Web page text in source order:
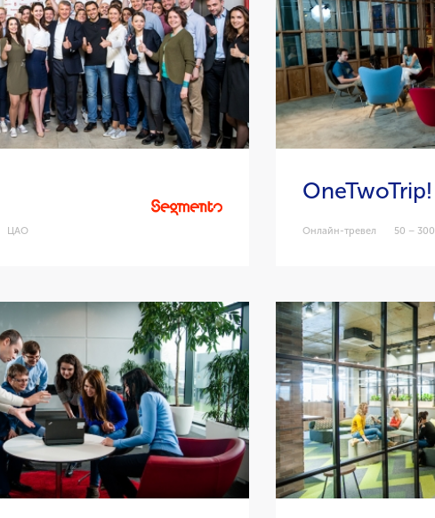
ЦАО
OneTwoTrip!
Онлайн-тревел 50 – 300